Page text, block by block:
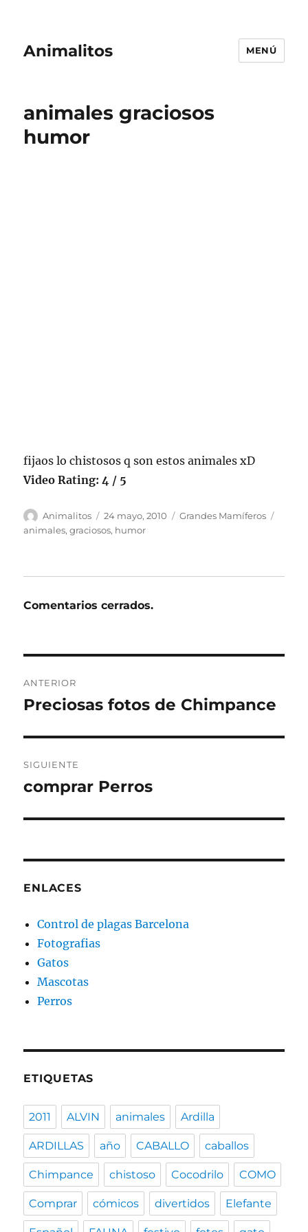
Animalitos MENÚ
animales graciosos
humor
fijaos lo chistosos q son estos animales xD
Video Rating: 4 / 5
Autor
Animalitos
Publicado
el
24 mayo, 2010 Categorías
Grandes Mamíferos
animales,graciosos, humor
Comentarios cerrados.
de
ANTERIOR
Entrada
Preciosas fotos de Chimpance
SIGUIENTE
Entrada
comprar Perros
ENLACES
Control de plagas Barcelona
Fotografias
Gatos
Mascotas
Perros
ETIQUETAS
2011 ALVIN animales Ardilla
ARDILLAS año CABALLO caballos
Chimpance chistoso Cocodrilo COMO
Comprar cómicos divertidos Elefante